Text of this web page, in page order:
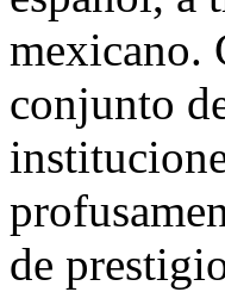
mexicano.
conjunto
de